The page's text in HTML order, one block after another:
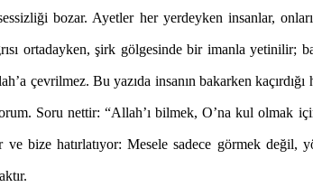
bozar. Ayetler her yerdeyken insanlar,
ortadayken, şirk gölgesinde bir imanla yetinilir;
çevrilmez. Bu yazıda insanın bakarken
Soru nettir: “Allah’ı bilmek, O’na kul olmak
ve bize hatırlatıyor: Mesele sadece görmek değil,